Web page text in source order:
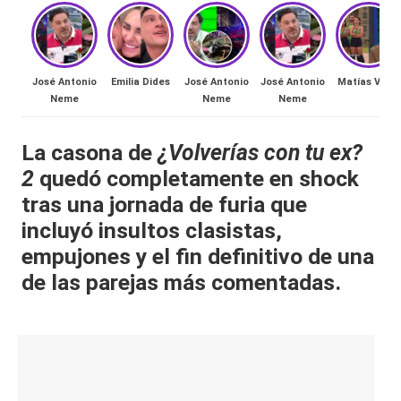
al
it
y
T
V
y
R
e
José Antonio
Neme
Emilia Dides
José Antonio
Neme
José Antonio
Neme
Matías Vega
La casona de ¿Volverías con tu ex?
2 quedó completamente en shock
tras una jornada de furia que
incluyó insultos clasistas,
empujones y el fin definitivo de una
de las parejas más comentadas.